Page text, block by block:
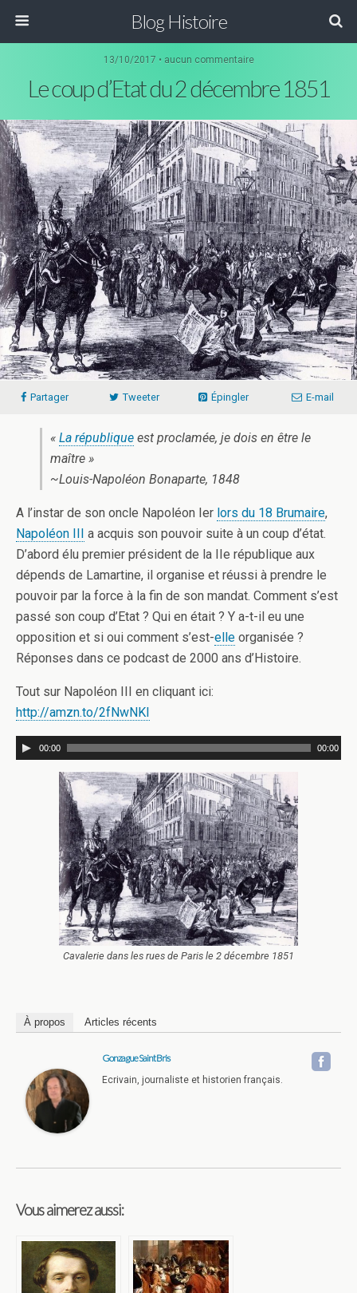
Blog Histoire
13/10/2017 • aucun commentaire
Le coup d’Etat du 2 décembre 1851
Partager Tweeter Épingler E-mail
« La république est proclamée, je dois en être le
maître »
~Louis-Napoléon Bonaparte, 1848
A l’instar de son oncle Napoléon Ier lors du 18 Brumaire,
Napoléon III a acquis son pouvoir suite à un coup d’état.
D’abord élu premier président de la IIe république aux
dépends de Lamartine, il organise et réussi à prendre le
pouvoir par la force à la fin de son mandat. Comment s’est
passé son coup d’Etat ? Qui en était ? Y a-t-il eu une
opposition et si oui comment s’est-elle organisée ?
Réponses dans ce podcast de 2000 ans d’Histoire.
Tout sur Napoléon III en cliquant ici:
http://amzn.to/2fNwNKI
00:00 00:00
Cavalerie dans les rues de Paris le 2 décembre 1851
À propos Articles récents
Gonzague Saint Bris
Ecrivain, journaliste et historien français.
Vous aimerez aussi: